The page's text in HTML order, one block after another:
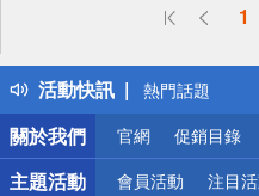
1
活動快訊
偏遠地區配送
得獎公告
熱門話題
銀行優惠
偏遠地區配送
詐騙網頁！請
關於我們
官網 促銷目錄
主題活動 會員活動 注目